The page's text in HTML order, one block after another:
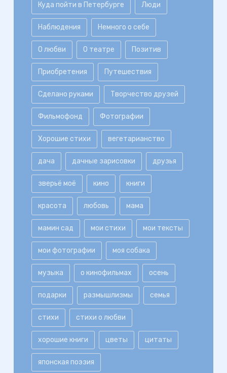
Куда пойти в Петербурге Люди
Наблюдения Немного о себе
О любви О театре Позитив
Приобретения Путешествия
Сделано руками Творчество друзей
Фильмофонд Фотографии
Хорошие стихи вегетарианство
дача дачные зарисовки друзья
зверьё моё кино книги
красота любовь мама
мамин сад мои стихи мои тексты
мои фотографии моя собака
музыка о кинофильмах осень
подарки размышлизмы семья
стихи стихи о любви
хорошие книги цветы цитаты
японская поэзия